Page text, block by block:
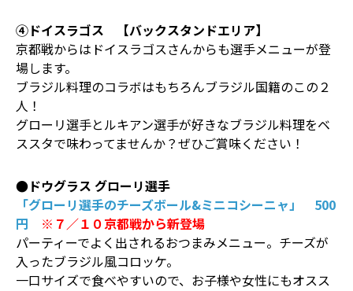
④ドイスラゴス 【バックスタンドエリア】
京都戦からはドイスラゴスさんからも選手メニューが登
場します。
ブラジル料理のコラボはもちろんブラジル国籍のこの２
人！
グローリ選手とルキアン選手が好きなブラジル料理をベ
ススタで味わってませんか？ぜひご賞味ください！
●ドウグラス グローリ選手
「グローリ選手のチーズボール&ミニコシーニャ」 500
円 ※７／１０京都戦から新登場
パーティーでよく出されるおつまみメニュー。チーズが
入ったブラジル風コロッケ。
一口サイズで食べやすいので、お子様や女性にもオスス